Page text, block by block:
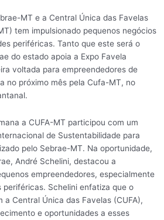
MT e a Central Única das Favelas
tem impulsionado pequenos negócios
periféricas. Tanto que este será o
do estado apoia a Expo Favela
voltada para empreendedores de
no próximo mês pela Cufa-MT, no
a CUFA-MT participou com um
de Sustentabilidade para
pelo Sebrae-MT. Na oportunidade,
André Schelini, destacou a
empreendedores, especialmente
periféricas. Schelini enfatiza que o
a Central Única das Favelas (CUFA),
e oportunidades a esses